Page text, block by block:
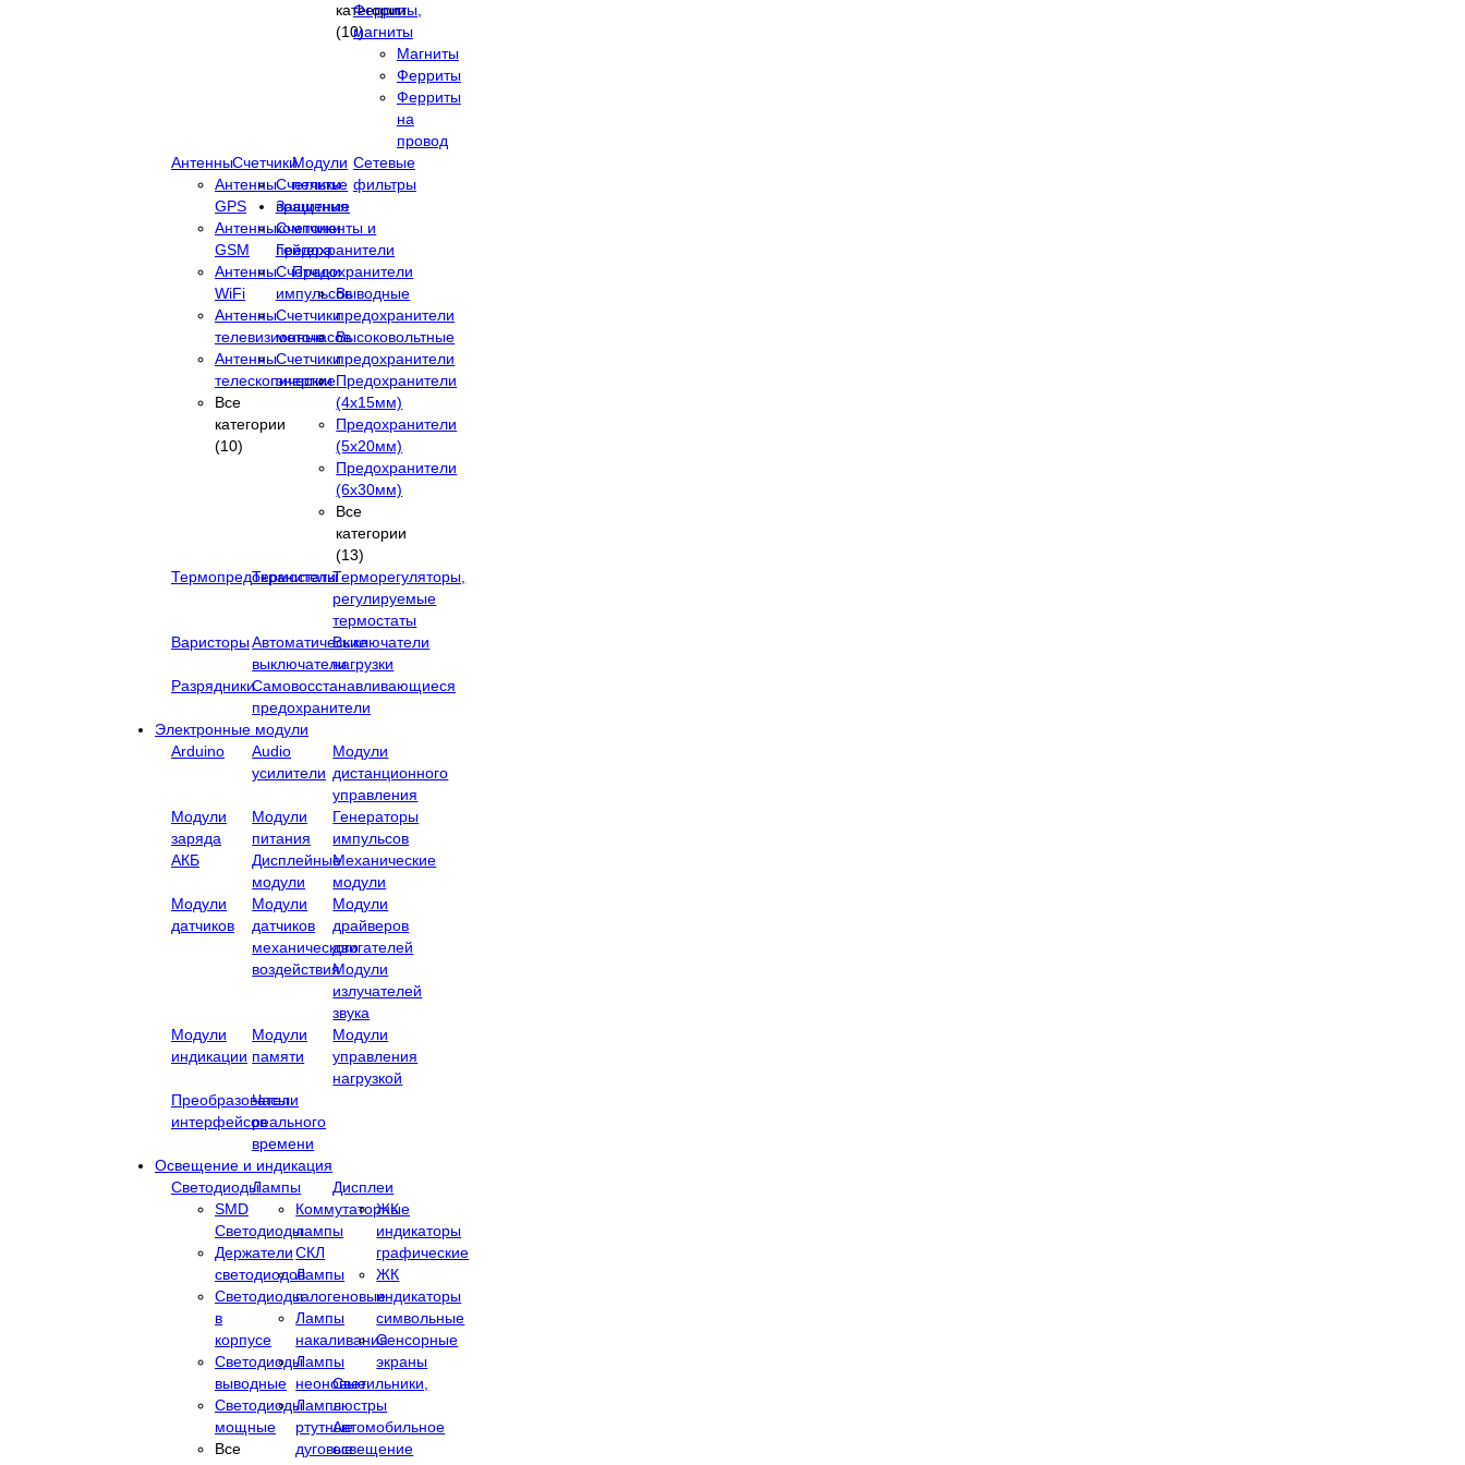
категории
(10)
Ферриты,
магниты
Магниты
Ферриты
Ферриты
на
провод
Антенны
Антенны
GPS
Антенны
GSM
Антенны
WiFi
Антенны
телевизионные
Антенны
телескопические
Все
категории
(10)
Счетчики
Счетчики
вращения
Счетчики
Гейгера
Счетчики
импульсов
Счетчики
моточасов
Счетчики
энергии
Модули
пельтье
Сетевые
фильтры
Защитные
компоненты и
предохранители
Предохранители
Выводные
предохранители
Высоковольтные
предохранители
Предохранители
(4х15мм)
Предохранители
(5х20мм)
Предохранители
(6х30мм)
Все
категории
(13)
Термопредохранители
ТермостатыТерморегуляторы,
регулируемые
термостаты
ВаристорыАвтоматические
выключатели
Выключатели
нагрузки
РазрядникиСамовосстанавливающиеся
предохранители
Электронные модули
Arduino
Audio
усилители
Модули
дистанционного
управления
Модули
заряда
АКБ
Модули
питания
Генераторы
импульсов
Дисплейные
модули
Механические
модули
Модули
датчиков
Модули
датчиков
механического
воздействия
Модули
драйверов
двигателей
Модули
излучателей
звука
Модули
индикации
Модули
памяти
Модули
управления
нагрузкой
Преобразователи
интерфейсов
Часы
реального
времени
Освещение и индикация
Светодиоды
SMD
Светодиоды
Держатели
светодиодов
Светодиоды
в
корпусе
Светодиоды
выводные
Светодиоды
мощные
Все
Лампы
Коммутаторные
лампы
СКЛ
Лампы
галогеновые
Лампы
накаливания
Лампы
неоновые
Лампы
ртутные
дуговые
Дисплеи
ЖК
индикаторы
графические
ЖК
индикаторы
символьные
Сенсорные
экраны
Cветильники,
люстры
Автомобильное
освещение